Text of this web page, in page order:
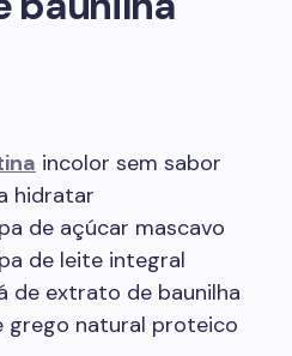
incolor sem sabor
hidratar
de açúcar mascavo
de leite integral
de extrato de baunilha
grego natural proteico